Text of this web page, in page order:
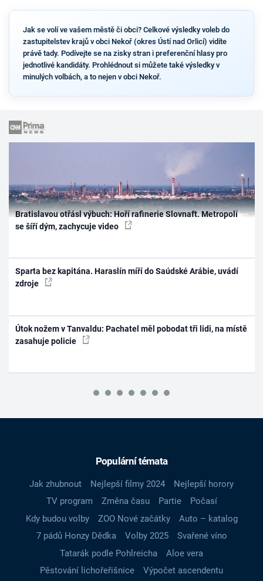
Jak se volí ve vašem městě či obci? Celkové výsledky voleb do
zastupitelstev krajů v obci Nekoř (okres Ústí nad Orlicí) vidíte
právě tady. Podívejte se na zisky stran i preferenční hlasy pro
jednotlivé kandidáty. Prohlédnout si můžete také výsledky v
minulých volbách, a to nejen v obci Nekoř.
Bratislavou otřásl výbuch: Hoří rafinerie Slovnaft. Metropolí
se šíří dým, zachycuje video
Sparta bez kapitána. Haraslín míří do Saúdské Arábie, uvádí
zdroje
Útok nožem v Tanvaldu: Pachatel měl pobodat tři lidi, na místě
zasahuje policie
Populární témata
Jak zhubnout Nejlepší filmy 2024
Nejlepší horory
TV program
Změna času Partie
Počasí
Kdy budou volby
ZOO Nové začátky
Auto – katalog
7 pádů Honzy Dědka
Volby 2025
Svařené víno
Tatarák podle Pohlreicha
Aloe vera
Pěstování lichořeřišnice
Výpočet ascendentu